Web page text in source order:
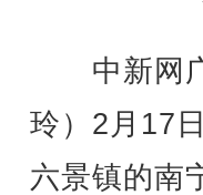
中新网广
玲）2月17
六景镇的南